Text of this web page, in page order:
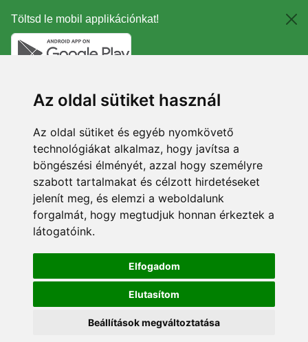
Töltsd le mobil applikációnkat!
Az oldal sütiket használ
Az oldal sütiket és egyéb nyomkövető
technológiákat alkalmaz, hogy javítsa a
böngészési élményét, azzal hogy személyre
szabott tartalmakat és célzott hirdetéseket
jelenít meg, és elemzi a weboldalunk
forgalmát, hogy megtudjuk honnan érkeztek a
látogatóink.
Elfogadom
Elutasítom
Beállítások megváltoztatása